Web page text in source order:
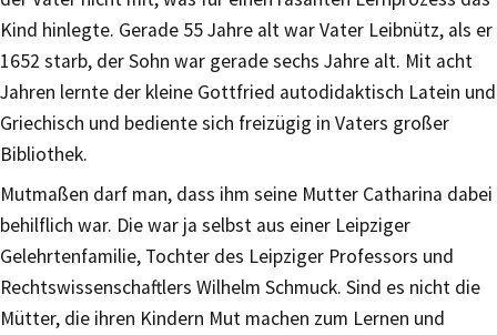
Kind hinlegte. Gerade 55 Jahre alt war Vater Leibnütz, als er
1652 starb, der Sohn war gerade sechs Jahre alt. Mit acht
Jahren lernte der kleine Gottfried autodidaktisch Latein und
Griechisch und bediente sich freizügig in Vaters großer
Bibliothek.
Mutmaßen darf man, dass ihm seine Mutter Catharina dabei
behilflich war. Die war ja selbst aus einer Leipziger
Gelehrtenfamilie, Tochter des Leipziger Professors und
Rechtswissenschaftlers Wilhelm Schmuck. Sind es nicht die
Mütter, die ihren Kindern Mut machen zum Lernen und